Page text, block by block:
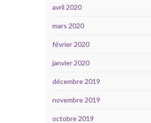
avril 2020
mars 2020
février 2020
janvier 2020
décembre 2019
novembre 2019
octobre 2019